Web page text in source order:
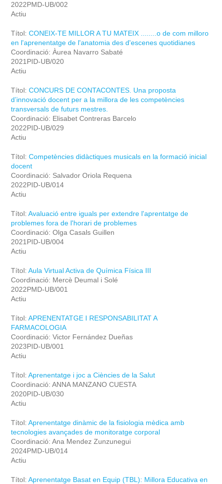
2022PMD-UB/002
Actiu
Títol: CONEIX-TE MILLOR A TU MATEIX ........o de com milloro
en l'aprenentatge de l'anatomia des d'escenes quotidianes
Coordinació: Àurea Navarro Sabaté
2021PID-UB/020
Actiu
Títol: CONCURS DE CONTACONTES. Una proposta
d’innovació docent per a la millora de les competències
transversals de futurs mestres.
Coordinació: Elisabet Contreras Barcelo
2022PID-UB/029
Actiu
Títol: Competències didàctiques musicals en la formació inicial
docent
Coordinació: Salvador Oriola Requena
2022PID-UB/014
Actiu
Títol: Avaluació entre iguals per extendre l'aprentatge de
problemes fora de l'horari de problemes
Coordinació: Olga Casals Guillen
2021PID-UB/004
Actiu
Títol: Aula Virtual Activa de Química Física III
Coordinació: Mercè Deumal i Solé
2022PMD-UB/001
Actiu
Títol: APRENENTATGE I RESPONSABILITAT A
FARMACOLOGIA
Coordinació: Victor Fernández Dueñas
2023PID-UB/001
Actiu
Títol: Aprenentatge i joc a Ciències de la Salut
Coordinació: ANNA MANZANO CUESTA
2020PID-UB/030
Actiu
Títol: Aprenentatge dinàmic de la fisiologia mèdica amb
tecnologies avançades de monitoratge corporal
Coordinació: Ana Mendez Zunzunegui
2024PMD-UB/014
Actiu
Títol: Aprenentatge Basat en Equip (TBL): Millora Educativa en